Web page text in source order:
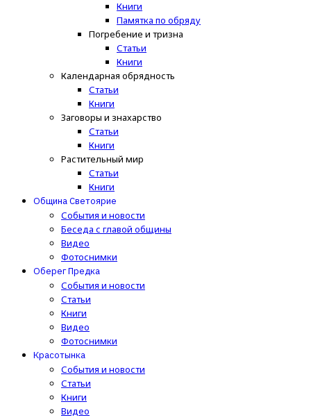
Книги
Памятка по обряду
Погребение и тризна
Статьи
Книги
Календарная обрядность
Статьи
Книги
Заговоры и знахарство
Статьи
Книги
Растительный мир
Статьи
Книги
Община Светоярие
События и новости
Беседа с главой общины
Видео
Фотоснимки
Оберег Предка
События и новости
Статьи
Книги
Видео
Фотоснимки
Красотынка
События и новости
Статьи
Книги
Видео